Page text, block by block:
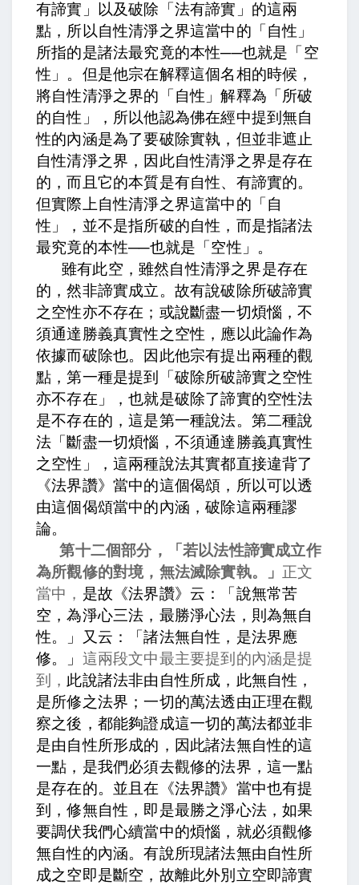
有諦實」以及破除「法有諦實」的這兩
點，所以自性清淨之界這當中的「自性」
所指的是諸法最究竟的本性──也就是「空
性」。但是他宗在解釋這個名相的時候，
將自性清淨之界的「自性」解釋為「所破
的自性」，所以他認為佛在經中提到無自
性的內涵是為了要破除實執，但並非遮止
自性清淨之界，因此自性清淨之界是存在
的，而且它的本質是有自性、有諦實的。
但實際上自性清淨之界這當中的「自
性」，並不是指所破的自性，而是指諸法
最究竟的本性──也就是「空性」。
雖有此空， 雖然自性清淨之界是存在
的，然非諦實成立。故有說破除所破諦實
之空性亦不存在；或說斷盡一切煩惱，不
須通達勝義真實性之空性，應以此論作為
依據而破除也。
因此他宗有提出兩種的觀
點，第一種是提到「破除所破諦實之空性
亦不存在」，也就是破除了諦實的空性法
是不存在的，這是第一種說法。第二種說
法「斷盡一切煩惱，不須通達勝義真實性
之空性」，這兩種說法其實都直接違背了
《法界讚》當中的這個偈頌，所以可以透
由這個偈頌當中的內涵，破除這兩種謬
論。
第十二個部分，「若以法性諦實成立作
為所觀修的對境，無法滅除實執。」 正文
當中， 是故《法界讚》云：「說無常苦
空，為淨心三法，最勝淨心法，則為無自
性。」又云：「諸法無自性，是法界應
修。」 這兩段文中最主要提到的內涵是提
到， 此說諸法非由自性所成，此無自性，
是所修之法界；一切的萬法透由正理在觀
察之後，都能夠證成這一切的萬法都並非
是由自性所形成的，因此諸法無自性的這
一點，是我們必須去觀修的法界，這一點
是存在的。並且在《法界讚》當中也有提
到，修無自性，即是最勝之淨心法，如果
要調伏我們心續當中的煩惱，就必須觀修
無自性的內涵。有說所現諸法無由自性所
成之空即是斷空，故離此外別立空即諦實